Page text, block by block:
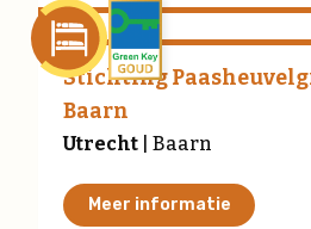
Stichting
Baarn
Utrecht | Baarn
Meer informatie